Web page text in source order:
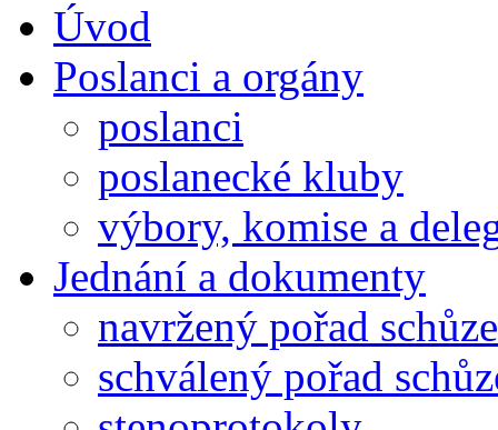
Úvod
Poslanci a orgány
poslanci
poslanecké kluby
výbory, komise a
Jednání a dokumenty
navržený pořad schůze
schválený pořad